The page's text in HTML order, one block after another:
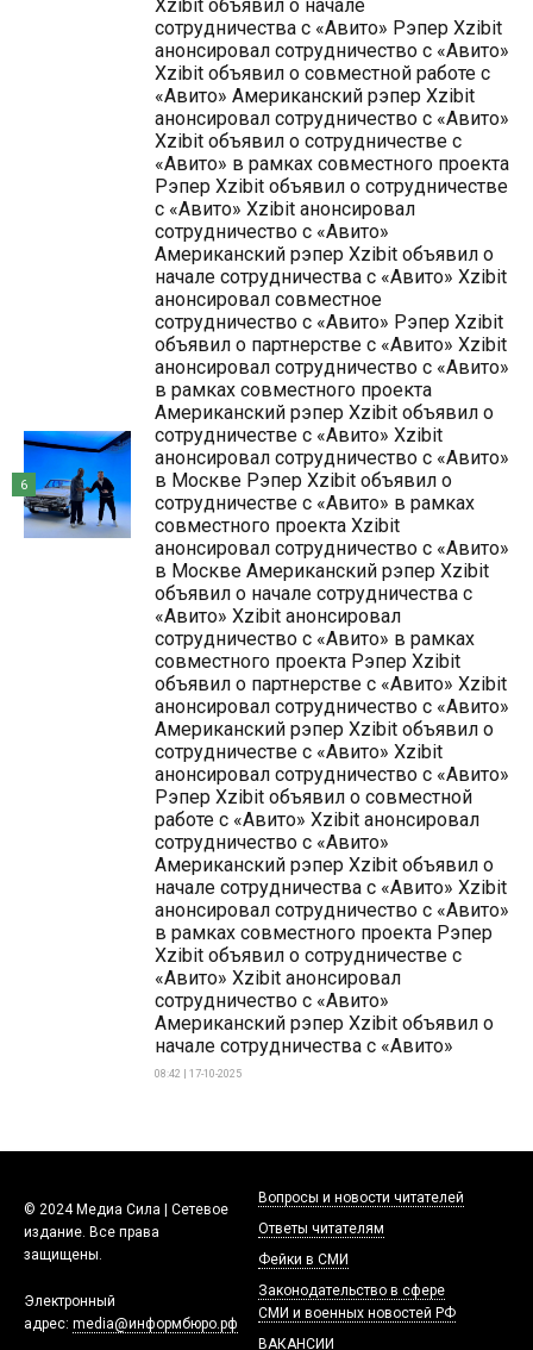
Xzibit объявил о начале
сотрудничества с «Авито» Рэпер Xzibit
анонсировал сотрудничество с «Авито»
Xzibit объявил о совместной работе с
«Авито» Американский рэпер Xzibit
анонсировал сотрудничество с «Авито»
Xzibit объявил о сотрудничестве с
«Авито» в рамках совместного проекта
Рэпер Xzibit объявил о сотрудничестве
с «Авито» Xzibit анонсировал
сотрудничество с «Авито»
Американский рэпер Xzibit объявил о
начале сотрудничества с «Авито» Xzibit
анонсировал совместное
сотрудничество с «Авито» Рэпер Xzibit
объявил о партнерстве с «Авито» Xzibit
анонсировал сотрудничество с «Авито»
в рамках совместного проекта
Американский рэпер Xzibit объявил о
сотрудничестве с «Авито» Xzibit
анонсировал сотрудничество с «Авито»
в Москве Рэпер Xzibit объявил о
сотрудничестве с «Авито» в рамках
совместного проекта Xzibit
анонсировал сотрудничество с «Авито»
в Москве Американский рэпер Xzibit
объявил о начале сотрудничества с
«Авито» Xzibit анонсировал
сотрудничество с «Авито» в рамках
совместного проекта Рэпер Xzibit
объявил о партнерстве с «Авито» Xzibit
анонсировал сотрудничество с «Авито»
Американский рэпер Xzibit объявил о
сотрудничестве с «Авито» Xzibit
анонсировал сотрудничество с «Авито»
Рэпер Xzibit объявил о совместной
работе с «Авито» Xzibit анонсировал
сотрудничество с «Авито»
Американский рэпер Xzibit объявил о
начале сотрудничества с «Авито» Xzibit
анонсировал сотрудничество с «Авито»
в рамках совместного проекта Рэпер
Xzibit объявил о сотрудничестве с
«Авито» Xzibit анонсировал
сотрудничество с «Авито»
Американский рэпер Xzibit объявил о
начале сотрудничества с «Авито»
08:42 | 17-10-2025
6
© 2024 Медиа Сила | Сетевое
издание. Все права
защищены.
Электронный
адрес: media@информбюро.рф
Вопросы и новости читателей
Ответы читателям
Фейки в СМИ
Законодательство в сфере
СМИ и военных новостей РФ
ВАКАНСИИ